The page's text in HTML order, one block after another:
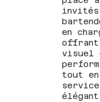
en
offrant
visuel
tout